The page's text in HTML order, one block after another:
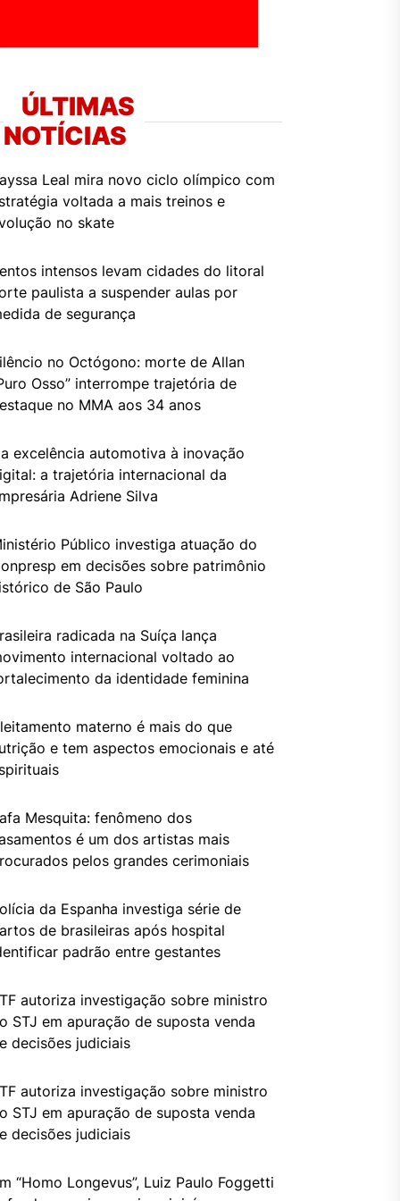
ÚLTIMAS
NOTÍCIAS
Leal mira novo ciclo olímpico com
voltada a mais treinos e
no skate
intensos levam cidades do litoral
paulista a suspender aulas por
de segurança
no Octógono: morte de Allan
Osso” interrompe trajetória de
no MMA aos 34 anos
excelência automotiva à inovação
a trajetória internacional da
Adriene Silva
Público investiga atuação do
em decisões sobre patrimônio
de São Paulo
radicada na Suíça lança
internacional voltado ao
da identidade feminina
materno é mais do que
e tem aspectos emocionais e até
Mesquita: fenômeno dos
é um dos artistas mais
pelos grandes cerimoniais
da Espanha investiga série de
de brasileiras após hospital
padrão entre gestantes
autoriza investigação sobre ministro
STJ em apuração de suposta venda
decisões judiciais
autoriza investigação sobre ministro
STJ em apuração de suposta venda
decisões judiciais
“Homo Longevus”, Luiz Paulo Foggetti